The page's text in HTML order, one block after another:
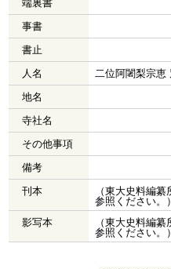
端裏書
事書
書止
人名
二位阿闍梨宗恵
地名
寺社名
その他事項
備考
刊本
（東大史料編
参照ください。）
影写本
（東大史料編
参照ください。）